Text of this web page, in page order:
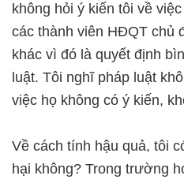
không hỏi ý kiến tôi về
các thành viên HĐQT chủ
khác vì đó là quyết định
luật. Tôi nghĩ pháp luật
việc họ không có ý kiến,
Về cách tính hậu quả, tôi
hại không? Trong trường